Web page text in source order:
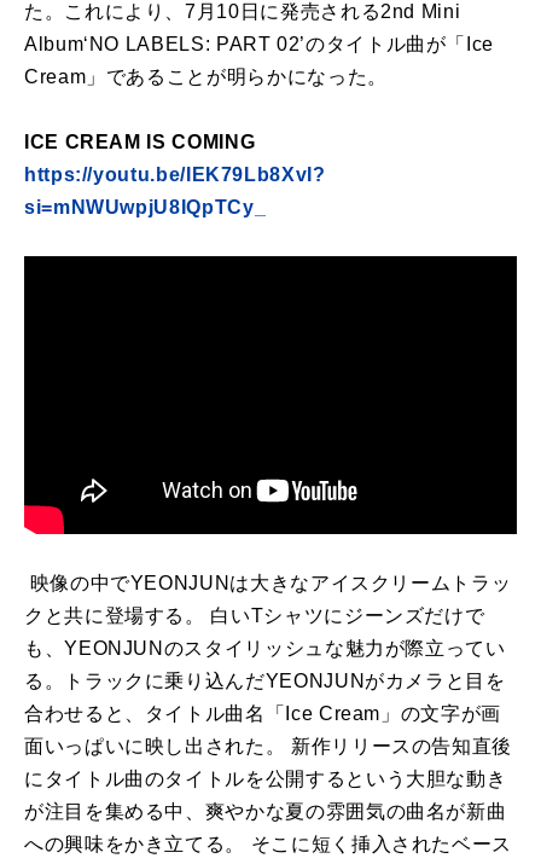
た。これにより、7月10日に発売される2nd Mini
Album‘NO LABELS: PART 02’のタイトル曲が「Ice
Cream」であることが明らかになった。
ICE CREAM IS COMING
https://youtu.be/IEK79Lb8XvI?
si=mNWUwpjU8IQpTCy_
映像の中でYEONJUNは大きなアイスクリームトラッ
クと共に登場する。 白いTシャツにジーンズだけで
も、YEONJUNのスタイリッシュな魅力が際立ってい
る。トラックに乗り込んだYEONJUNがカメラと目を
合わせると、タイトル曲名「Ice Cream」の文字が画
面いっぱいに映し出された。 新作リリースの告知直後
にタイトル曲のタイトルを公開するという大胆な動き
が注目を集める中、爽やかな夏の雰囲気の曲名が新曲
への興味をかき立てる。 そこに短く挿入されたベース